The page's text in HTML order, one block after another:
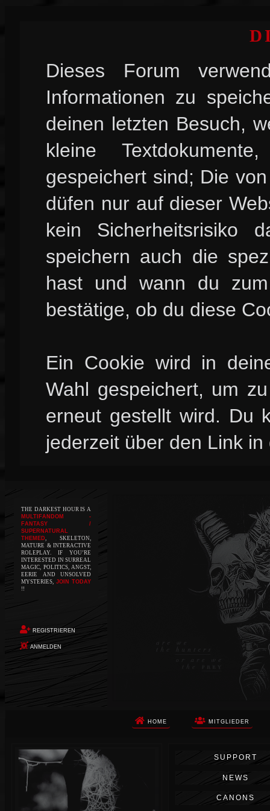
Dieses Forum
Informationen zu
deinen letzten Besuch,
kleine
gespeichert sind; Die
düfen nur auf dieser
kein Sicherheitsrisiko
speichern auch die
hast und wann du
bestätige, ob du diese
Ein Cookie wird in
Wahl gespeichert, um
erneut gestellt wird. Du
jederzeit über den Link
THE DARKEST HOUR IS A
MULTIFANDOM -
FANTASY /
SUPERNATURAL
THEMED, SKELETON,
MATURE & INTERACTIVE
ROLEPLAY. IF YOU’RE
INTERESTED IN SURREAL
MAGIC, POLITICS, ANGST,
EERIE AND UNSOLVED
MYSTERIES, JOIN TODAY
!!
REGISTRIEREN
ANMELDEN
HOME MITGLIEDER
Die Apokalypse. Das ist das Wort,
das Ihnen in den Sinn kommt, als
Sie auf dem Boden aufwachen, Ihr
Körper schmerzt und Ihr Geist
wird von alptraumhaften
Erinnerungen überflutet. Vor
SUPPORT
NEWS
CANONS